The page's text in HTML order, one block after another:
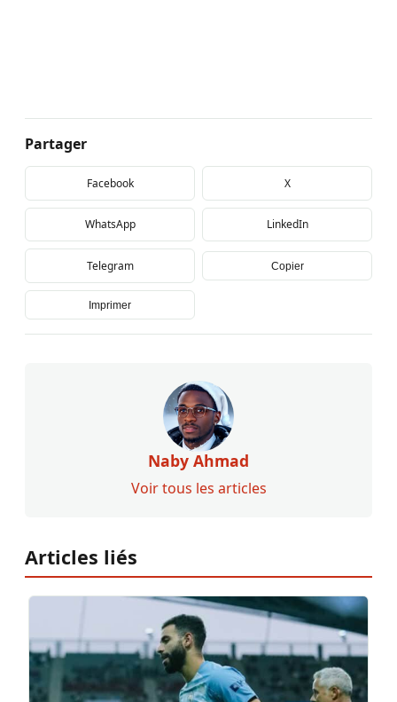
Partager
Facebook X
WhatsApp LinkedIn
Telegram Copier
Imprimer
Naby Ahmad
Voir tous les articles
Articles liés